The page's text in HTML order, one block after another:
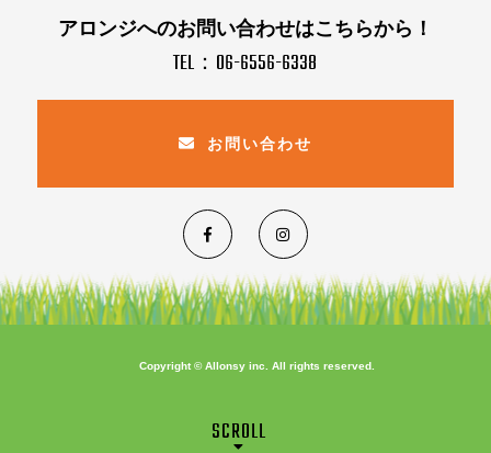
SCROLL
アロンジへのお問い合わせはこちらから！
TEL：06-6556-6338
お問い合わせ
Copyright © Allonsy inc. All rights reserved.